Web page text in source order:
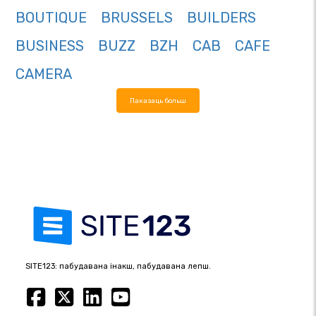
BOUTIQUE
BRUSSELS
BUILDERS
BUSINESS
BUZZ BZH CAB
CAFE
CAMERA
Паказаць больш
SITE123: пабудавана інакш, пабудавана лепш.